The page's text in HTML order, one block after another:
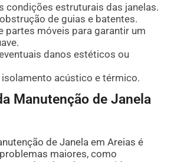
condições estruturais das janelas.
de guias e batentes.
partes móveis para garantir um
danos estéticos ou
acústico e térmico.
Manutenção de Janela
de Janela em Areias é
maiores, como